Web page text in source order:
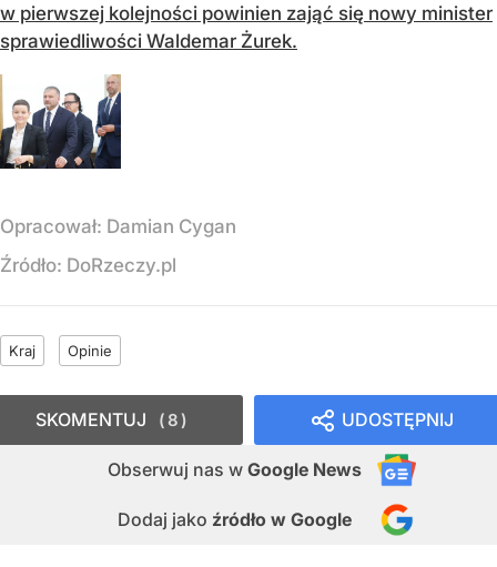
w pierwszej kolejności powinien zająć się nowy minister
sprawiedliwości Waldemar Żurek.
Opracował: Damian Cygan
Źródło: DoRzeczy.pl
Kraj Opinie
UDOSTĘPNIJ
Obserwuj nas w Google News
Dodaj jako źródło w Google
SKOMENTUJ 8